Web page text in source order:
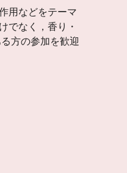
用などをテーマ
でなく，香り・
方の参加を歓迎